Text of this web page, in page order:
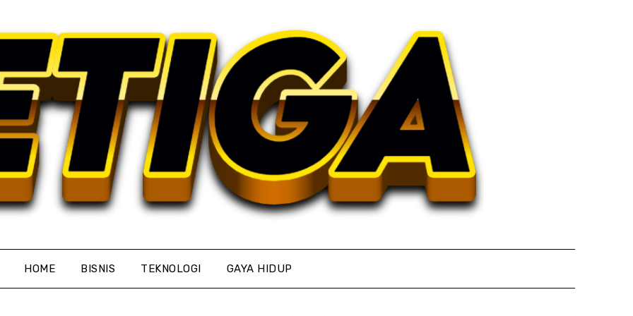
HOME BISNIS TEKNOLOGI GAYA HIDUP